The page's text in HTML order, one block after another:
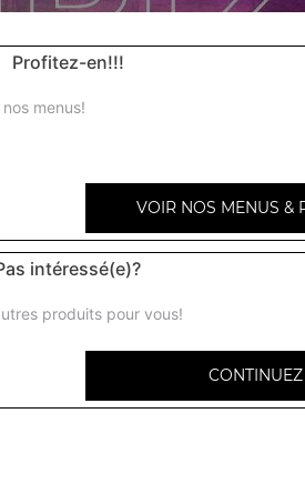
Profitez-en!!!
menus!
VOIR NOS MENUS &
intéressé(e)?
produits pour vous!
CONTINUEZ